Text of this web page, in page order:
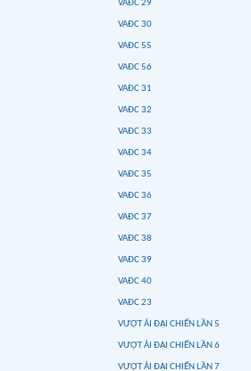
VAĐC 29
VAĐC 30
VAĐC 55
VAĐC 56
VAĐC 31
VAĐC 32
VAĐC 33
VAĐC 34
VAĐC 35
VAĐC 36
VAĐC 37
VAĐC 38
VAĐC 39
VAĐC 40
VAĐC 23
VƯỢT ẢI ĐẠI CHIẾN LẦN 5
VƯỢT ẢI ĐẠI CHIẾN LẦN 6
VƯỢT ẢI ĐẠI CHIẾN LẦN 7